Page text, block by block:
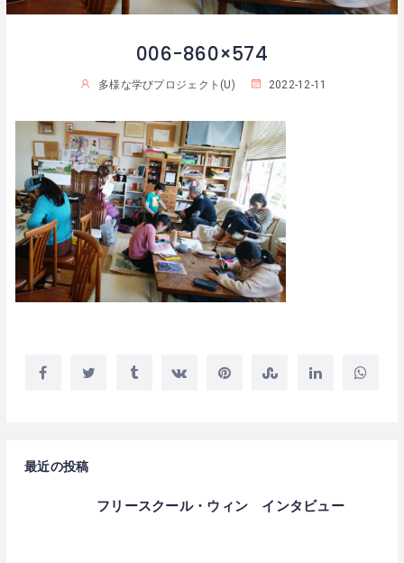
006-860×574
多様な学びプロジェクト(U) 2022-12-11
最近の投稿
フリースクール・ウィン インタビュー